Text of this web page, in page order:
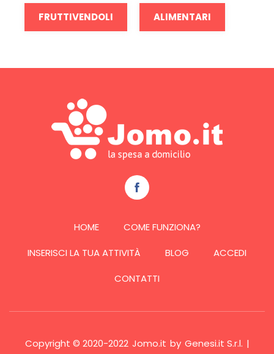
FRUTTIVENDOLI ALIMENTARI
HOME
COME FUNZIONA?
INSERISCI LA TUA ATTIVITÀ
BLOG
ACCEDI
CONTATTI
Copyright © 2020-2022 Jomo.it by Genesi.it S.r.l. |